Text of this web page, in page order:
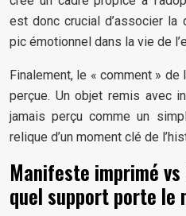
est donc crucial d’associer la
pic émotionnel dans la vie de
Finalement, le « comment »
perçue. Un objet remis avec
jamais perçu comme un
relique d’un moment clé de
Manifeste imprimé
quel support porte le